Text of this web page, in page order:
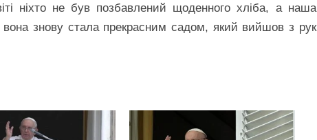
ніхто не був позбавлений щоденного хліба, а наша
знову стала прекрасним садом, який вийшов з рук